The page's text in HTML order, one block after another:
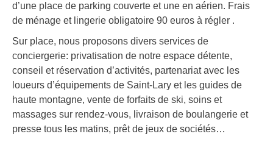
d’une place de parking couverte et une en aérien. Frais
de ménage et lingerie obligatoire 90 euros à régler .
Sur place, nous proposons divers services de
conciergerie: privatisation de notre espace détente,
conseil et réservation d’activités, partenariat avec les
loueurs d’équipements de Saint-Lary et les guides de
haute montagne, vente de forfaits de ski, soins et
massages sur rendez-vous, livraison de boulangerie et
presse tous les matins, prêt de jeux de sociétés…